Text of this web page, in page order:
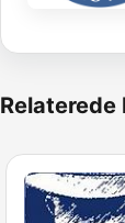
Relaterede